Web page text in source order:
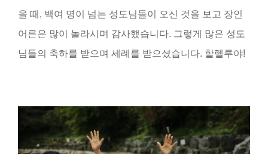
을 때 , 백여 명이 넘는 성도님들이 오신 것을 보고 장인
어른은 많이 놀라시며 감사했습니다. 그렇게 많은 성도
님들의 축하를 받으며 세례를 받으셨습니다. 할렐루야!